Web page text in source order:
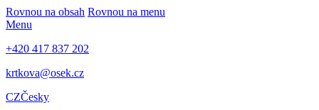
Rovnou na obsah Rovnou na menu
Menu
+420 417 837 202
krtkova@osek.cz
CZČesky